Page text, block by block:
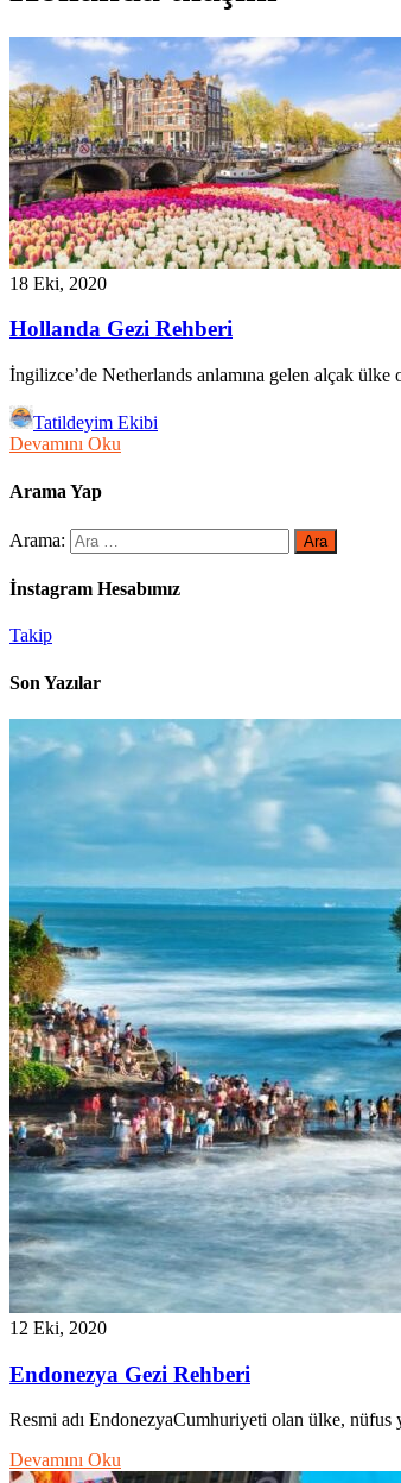
18 Eki, 2020
Hollanda Gezi Rehberi
İngilizce’de Netherlands anlamına gelen alçak
Tatildeyim Ekibi
Devamını Oku
Arama Yap
Arama:
İnstagram Hesabımız
Takip
Son Yazılar
12 Eki, 2020
Endonezya Gezi Rehberi
Resmi adı EndonezyaCumhuriyeti olan ülke,
Devamını Oku